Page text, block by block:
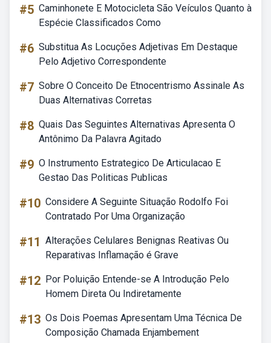
#5 Caminhonete E Motocicleta São Veículos Quanto à
Espécie Classificados Como
#6 Substitua As Locuções Adjetivas Em Destaque
Pelo Adjetivo Correspondente
#7 Sobre O Conceito De Etnocentrismo Assinale As
Duas Alternativas Corretas
#8 Quais Das Seguintes Alternativas Apresenta O
Antônimo Da Palavra Agitado
#9 O Instrumento Estrategico De Articulacao E
Gestao Das Politicas Publicas
#10 Considere A Seguinte Situação Rodolfo Foi
Contratado Por Uma Organização
#11 Alterações Celulares Benignas Reativas Ou
Reparativas Inflamação é Grave
#12 Por Poluição Entende-se A Introdução Pelo
Homem Direta Ou Indiretamente
#13 Os Dois Poemas Apresentam Uma Técnica De
Composição Chamada Enjambement